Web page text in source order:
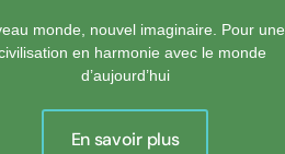
monde, nouvel imaginaire. Pour une
en harmonie avec le monde
d’aujourd’hui
En savoir plus